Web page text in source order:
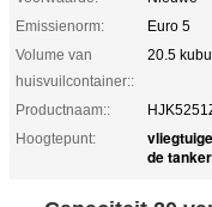
Emissienorm:
Euro 5
Volume van
huisvuilcontainer::
20.5
Productnaam::
Hoogtepunt:
de